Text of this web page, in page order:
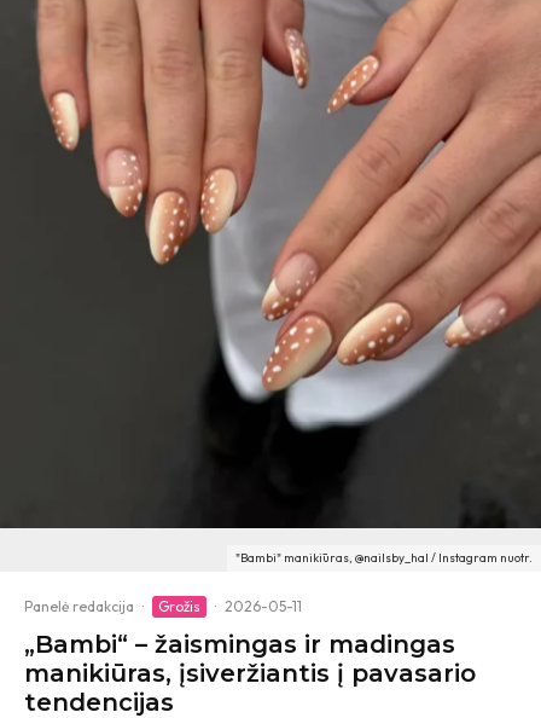
"Bambi" manikiūras, @nailsby_hal / Instagram nuotr.
Panelė redakcija · Grožis · 2026-05-11
„Bambi“ – žaismingas ir madingas
manikiūras, įsiveržiantis į pavasario
tendencijas